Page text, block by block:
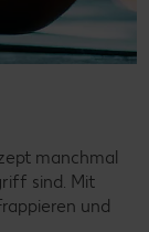
manchmal
sind. Mit
und